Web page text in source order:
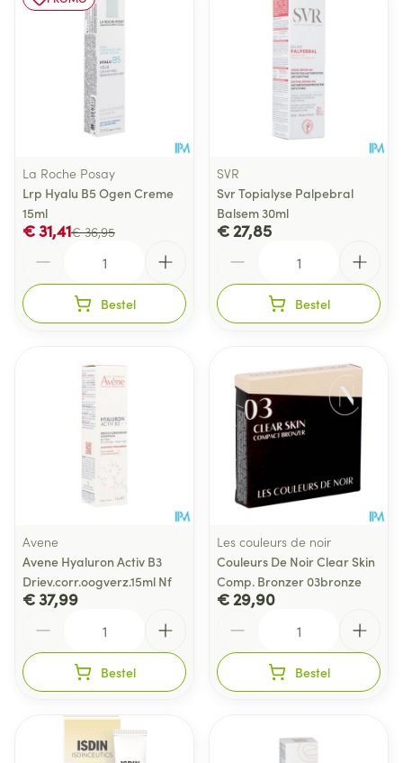
La Roche Posay
Lrp Hyalu B5 Ogen Creme
15ml
€ 36,95
€ 31,41
Bestel
SVR
Svr Topialyse Palpebral
Balsem 30ml
€ 27,85
Bestel
Avene
Avene Hyaluron Activ B3
Driev.corr.oogverz.15ml Nf
€ 37,99
Bestel
Les couleurs de noir
Couleurs De Noir Clear Skin
Comp. Bronzer 03bronze
€ 29,90
Bestel